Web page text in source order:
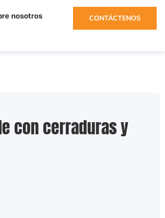
nosotros CONTÁCTENOS
con cerraduras y